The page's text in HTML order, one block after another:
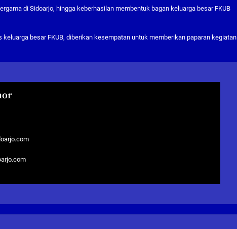
di Sidoarjo, hingga keberhasilan membentuk bagan keluarga besar FKUB
besar FKUB, diberikan kesempatan untuk memberikan paparan kegiatan